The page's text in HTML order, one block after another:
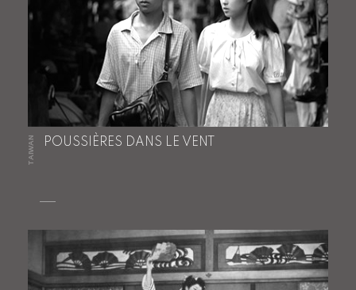
TAIWAN POUSSIÈRES DANS LE VENT